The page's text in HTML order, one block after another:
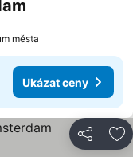
města
Ukázat ceny
Sdílet